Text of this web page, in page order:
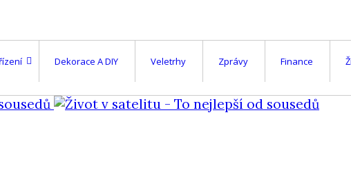
Dekorace A DIY Veletrhy Zprávy Finance